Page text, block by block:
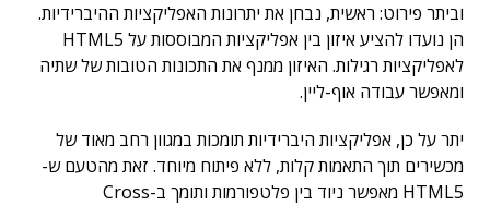
וביתר פירוט: ראשית, נבחן את יתרונות האפליקציות ההיברידיות.
הן נועדו להציע איזון בין אפליקציות המבוססות על HTML5
לאפליקציות רגילות. האיזון ממנף את התכונות הטובות של שתיה
ומאפשר עבודה אוף-ליין.
יתר על כן, אפליקציות היברידיות תומכות במגוון רחב מאוד של
מכשירים תוך התאמות קלות, ללא פיתוח מיוחד. זאת מהטעם ש-
HTML5 מאפשר ניוד בין פלטפורמות ותומך ב-Cross